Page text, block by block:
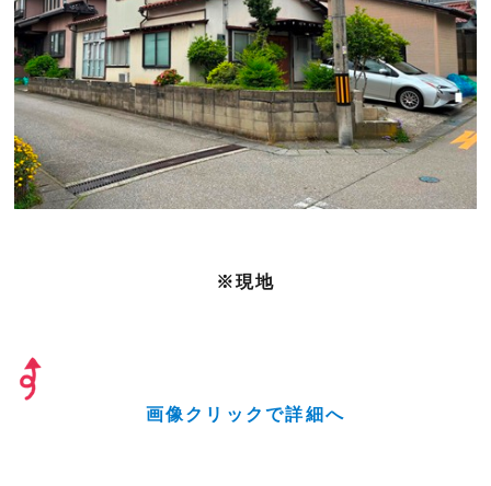
※現地
画像クリックで詳細へ